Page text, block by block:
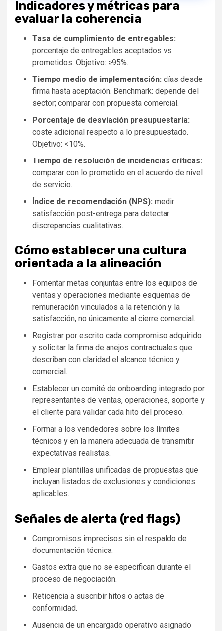
Indicadores y métricas para
evaluar la coherencia
Tasa de cumplimiento de entregables:
porcentaje de entregables aceptados vs
prometidos. Objetivo: ≥95%.
Tiempo medio de implementación: días desde
firma hasta aceptación. Benchmark: depende del
sector; comparar con propuesta comercial.
Porcentaje de desviación presupuestaria:
coste adicional respecto a lo presupuestado.
Objetivo: <10%.
Tiempo de resolución de incidencias críticas:
comparar con lo prometido en el acuerdo de nivel
de servicio.
Índice de recomendación (NPS): medir
satisfacción post-entrega para detectar
discrepancias cualitativas.
Cómo establecer una cultura
orientada a la alineación
Fomentar metas conjuntas entre los equipos de
ventas y operaciones mediante esquemas de
remuneración vinculados a la retención y la
satisfacción, no únicamente al cierre comercial.
Registrar por escrito cada compromiso adquirido
y solicitar la firma de anejos contractuales que
describan con claridad el alcance técnico y
comercial.
Establecer un comité de onboarding integrado por
representantes de ventas, operaciones, soporte y
el cliente para validar cada hito del proceso.
Formar a los vendedores sobre los límites
técnicos y en la manera adecuada de transmitir
expectativas realistas.
Emplear plantillas unificadas de propuestas que
incluyan listados de exclusiones y condiciones
aplicables.
Señales de alerta (red flags)
Compromisos imprecisos sin el respaldo de
documentación técnica.
Gastos extra que no se especifican durante el
proceso de negociación.
Reticencia a suscribir hitos o actas de
conformidad.
Ausencia de un encargado operativo asignado